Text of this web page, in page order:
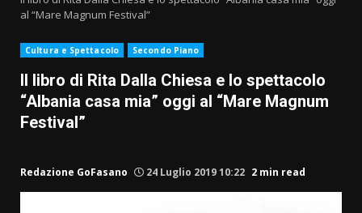
al “Mare Magnum Festival”
Cultura e Spettacolo Secondo Piano
Il libro di Rita Dalla Chiesa e lo spettacolo
“Albania casa mia” oggi al “Mare Magnum
Festival”
Redazione GoFasano 24 Luglio 2019 10:22 2 min read